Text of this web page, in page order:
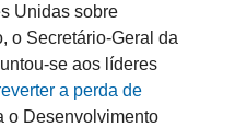
Unidas sobre
o Secretário-Geral da
se aos líderes
a perda de
o Desenvolvimento